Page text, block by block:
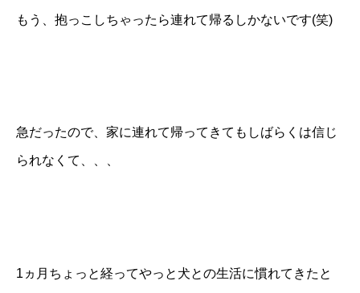
もう、抱っこしちゃったら連れて帰るしかないです(笑)
急だったので、家に連れて帰ってきてもしばらくは信じ
られなくて、、、
1ヵ月ちょっと経ってやっと犬との生活に慣れてきたと